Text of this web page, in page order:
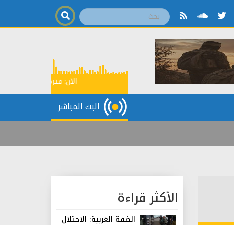
البث المباشر
الآن:فترة مواكبة سياسية
الأكثر قراءة
الضفة الغربية: الاحتلال